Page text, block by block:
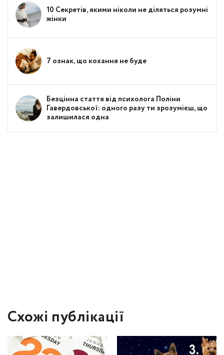
10 Секретів, якими ніколи не діляться розумні
жінки
7 ознак, що кохання не буде
Безцінна стаття від психолога Поліни
Гавердовської: одного разу ти зрозумієш, що
залишилася одна
Схожі публікації